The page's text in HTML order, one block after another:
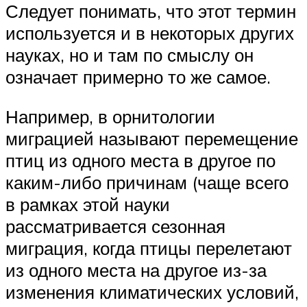
Следует понимать, что этот термин
используется и в некоторых других
науках, но и там по смыслу он
означает примерно то же самое.
Например, в орнитологии
миграцией называют перемещение
птиц из одного места в другое по
каким-либо причинам (чаще всего
в рамках этой науки
рассматривается сезонная
миграция, когда птицы перелетают
из одного места на другое из-за
изменения климатических условий,